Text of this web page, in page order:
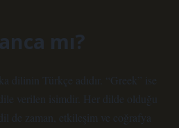
mı?
dilinin Türkçe adıdır. “Greek” ise
verilen isimdir. Her dilde olduğu
de zaman, etkileşim ve coğrafya